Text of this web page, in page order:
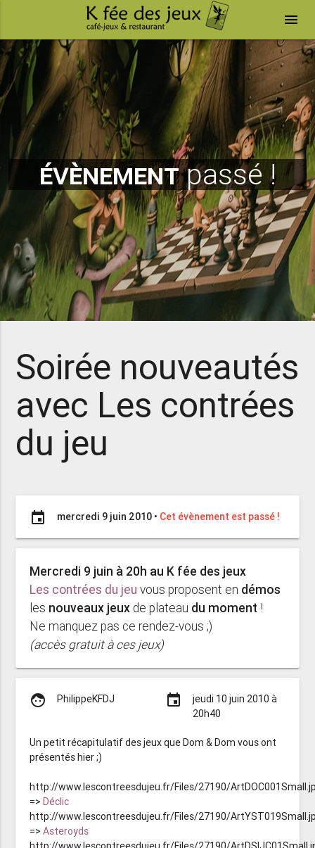
menu
évènementpassé !
Soirée nouveautés
avec Les contrées
du jeu
event mercredi 9 juin 2010 • Cet évènement est passé !
Mercredi 9 juin à 20h au K fée des jeux
Les contrées du jeu vous proposent en démos
les nouveaux jeux de plateau du moment !
Ne manquez pas ce rendez-vous ;)
(accès gratuit à ces jeux)
face PhilippeKFDJ event
jeudi 10 juin 2010 à
20h40
Un petit récapitulatif des jeux que Dom & Dom vous ont
présentés hier ;)
http://www.lescontreesdujeu.fr/Files/27190/
=>Déclic
http://www.lescontreesdujeu.fr/Files/27190/
=>Asteroyds